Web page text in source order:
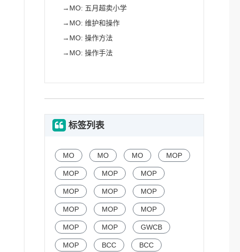
→ MO: 五月超卖小学
→ MO: 维护和操作
→ MO: 操作方法
→ MO: 操作手法
标签列表
MO MO MO MOP
MOP MOP MOP
MOP MOP MOP
MOP MOP MOP
MOP MOP GWCB
MOP BCC BCC